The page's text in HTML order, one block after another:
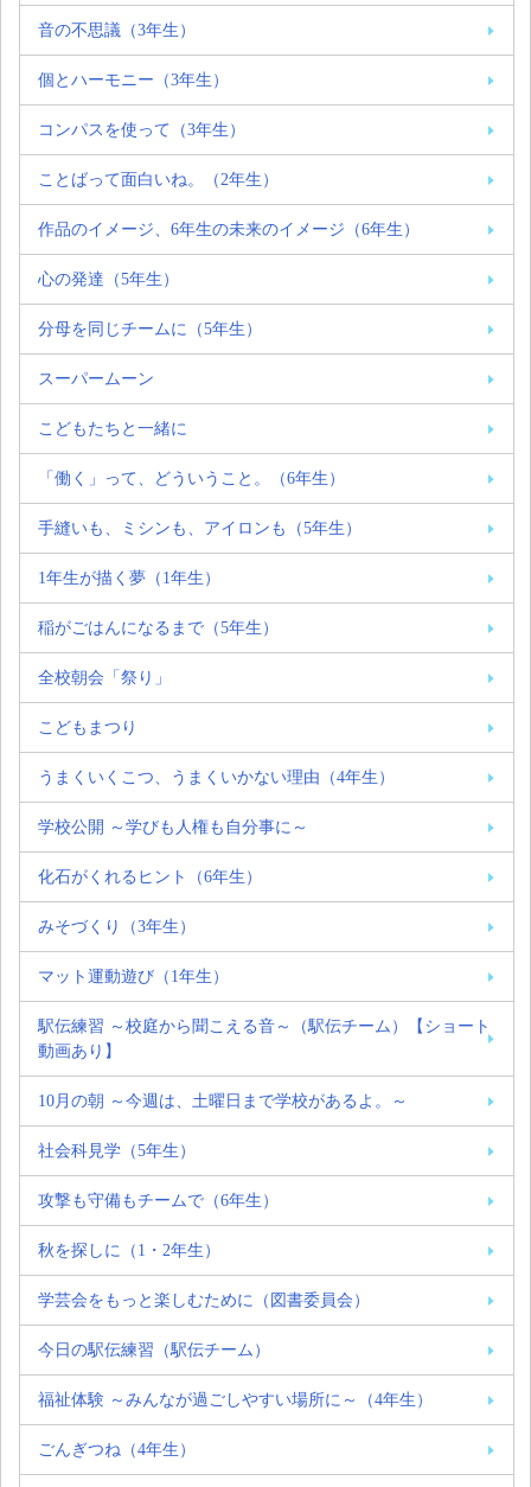
音の不思議（3年生）
個とハーモニー（3年生）
コンパスを使って（3年生）
ことばって面白いね。（2年生）
作品のイメージ、6年生の未来のイメージ（6年生）
心の発達（5年生）
分母を同じチームに（5年生）
スーパームーン
こどもたちと一緒に
「働く」って、どういうこと。（6年生）
手縫いも、ミシンも、アイロンも（5年生）
1年生が描く夢（1年生）
稲がごはんになるまで（5年生）
全校朝会「祭り」
こどもまつり
うまくいくこつ、うまくいかない理由（4年生）
学校公開 ～学びも人権も自分事に～
化石がくれるヒント（6年生）
みそづくり（3年生）
マット運動遊び（1年生）
駅伝練習 ～校庭から聞こえる音～（駅伝チーム）【ショート
動画あり】
10月の朝 ～今週は、土曜日まで学校があるよ。～
社会科見学（5年生）
攻撃も守備もチームで（6年生）
秋を探しに（1・2年生）
学芸会をもっと楽しむために（図書委員会）
今日の駅伝練習（駅伝チーム）
福祉体験 ～みんなが過ごしやすい場所に～（4年生）
ごんぎつね（4年生）